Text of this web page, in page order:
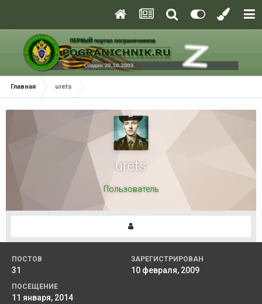
Главная urets
urets
Пользователь
ПОСТОВ
31
ЗАРЕГИСТРИРОВАН
10 февраля, 2009
ПОСЕЩЕНИЕ
11 января, 2014